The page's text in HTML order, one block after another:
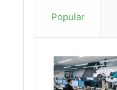
Popular